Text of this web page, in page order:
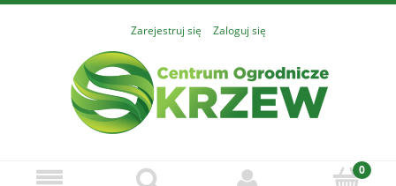
Zarejestruj się Zaloguj się